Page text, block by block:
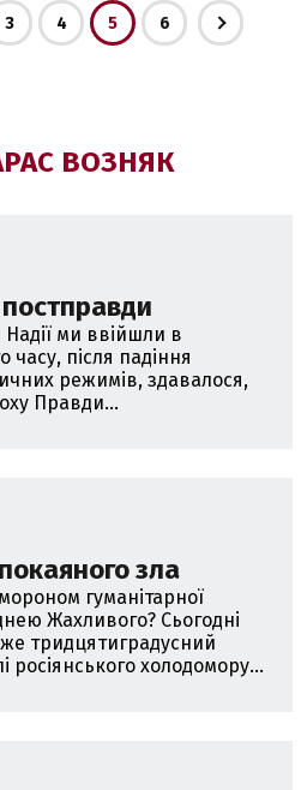
3 4 5 6
ВОЗНЯК
ми ввійшли в
часу, після падіння
режимів, здавалося,
Правди...
зла
гуманітарної
Жахливого? Сьогодні
тридцятиградусний
росіянського холодомору...